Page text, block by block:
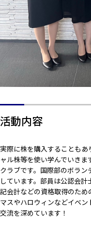
活動内容
実際に株を購入することも
ャル株等を使い学んでいき
クラブです。国際部のボラ
しています。部員は公認会
記会計などの資格取得のた
マスやハロウィンなどイベ
交流を深めています！